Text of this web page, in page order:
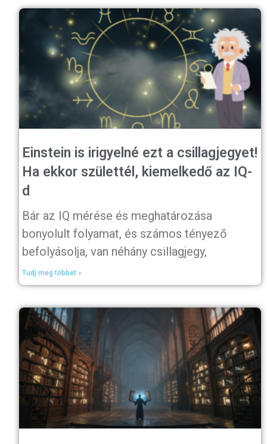
Einstein is irigyelné ezt a csillagjegyet!
Ha ekkor születtél, kiemelkedő az IQ-
d
Bár az IQ mérése és meghatározása
bonyolult folyamat, és számos tényező
befolyásolja, van néhány csillagjegy,
Tudj meg többet »